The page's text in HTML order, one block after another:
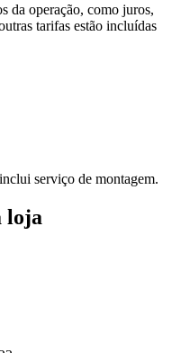
da operação, como juros,
tarifas estão incluídas
serviço de montagem.
loja